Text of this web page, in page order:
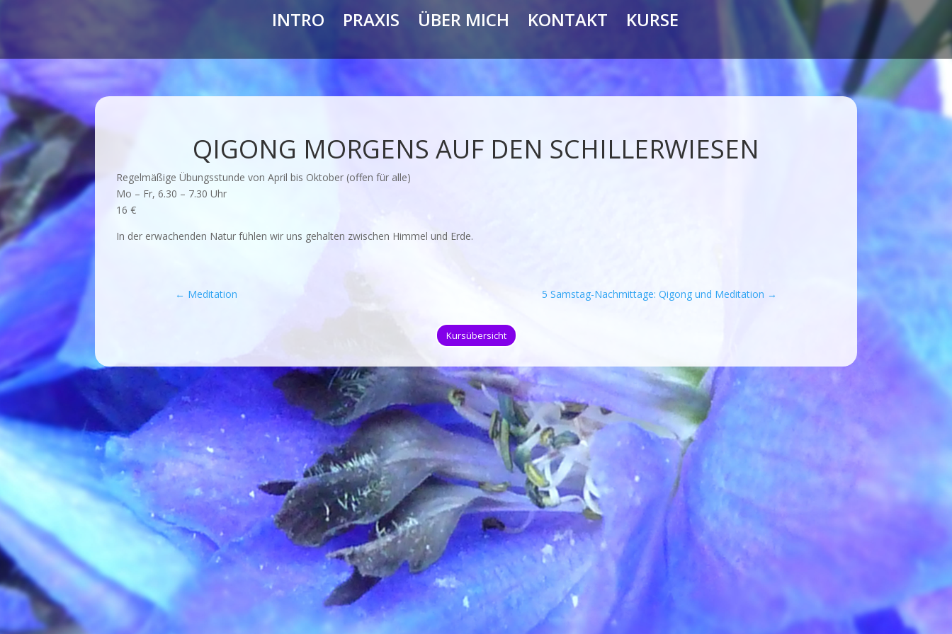
INTRO PRAXIS ÜBER MICH KONTAKT KURSE
QIGONG MORGENS AUF DEN SCHILLERWIESEN
Regelmäßige Übungsstunde von April bis Oktober (offen für alle)
Mo – Fr, 6.30 – 7.30 Uhr
16 €
In der erwachenden Natur fühlen wir uns gehalten zwischen Himmel und Erde.
← Meditation 5 Samstag-Nachmittage: Qigong und Meditation →
Kursübersicht